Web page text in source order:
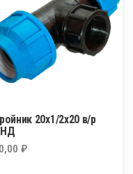
20х1/2х20 в/р
₽